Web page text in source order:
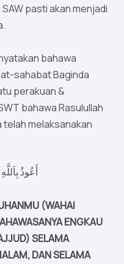
pasti akan menjadi
bahawa
sahabat Baginda
perakuan &
bahawa Rasulullah
telah melaksanakan
أَعُوذُ
(WAHAI
ENGKAU
SELAMA
DAN SELAMA